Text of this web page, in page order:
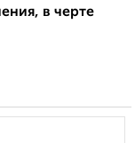
в черте